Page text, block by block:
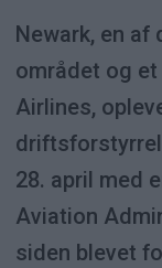
Newark, en af
området og
Airlines,
28. april med
Aviation
siden blevet